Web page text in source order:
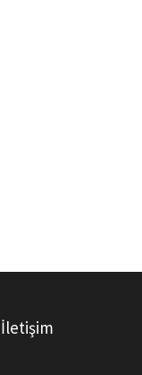
İletişim